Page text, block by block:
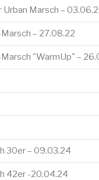
Urban Marsch –
– 27.08.22
"WarmUp" –
30er – 09.03.24
42er -20.04.24